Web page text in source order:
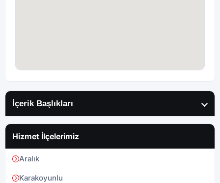
İçerik Başlıkları
Hizmet İlçelerimiz
Aralık
Karakoyunlu